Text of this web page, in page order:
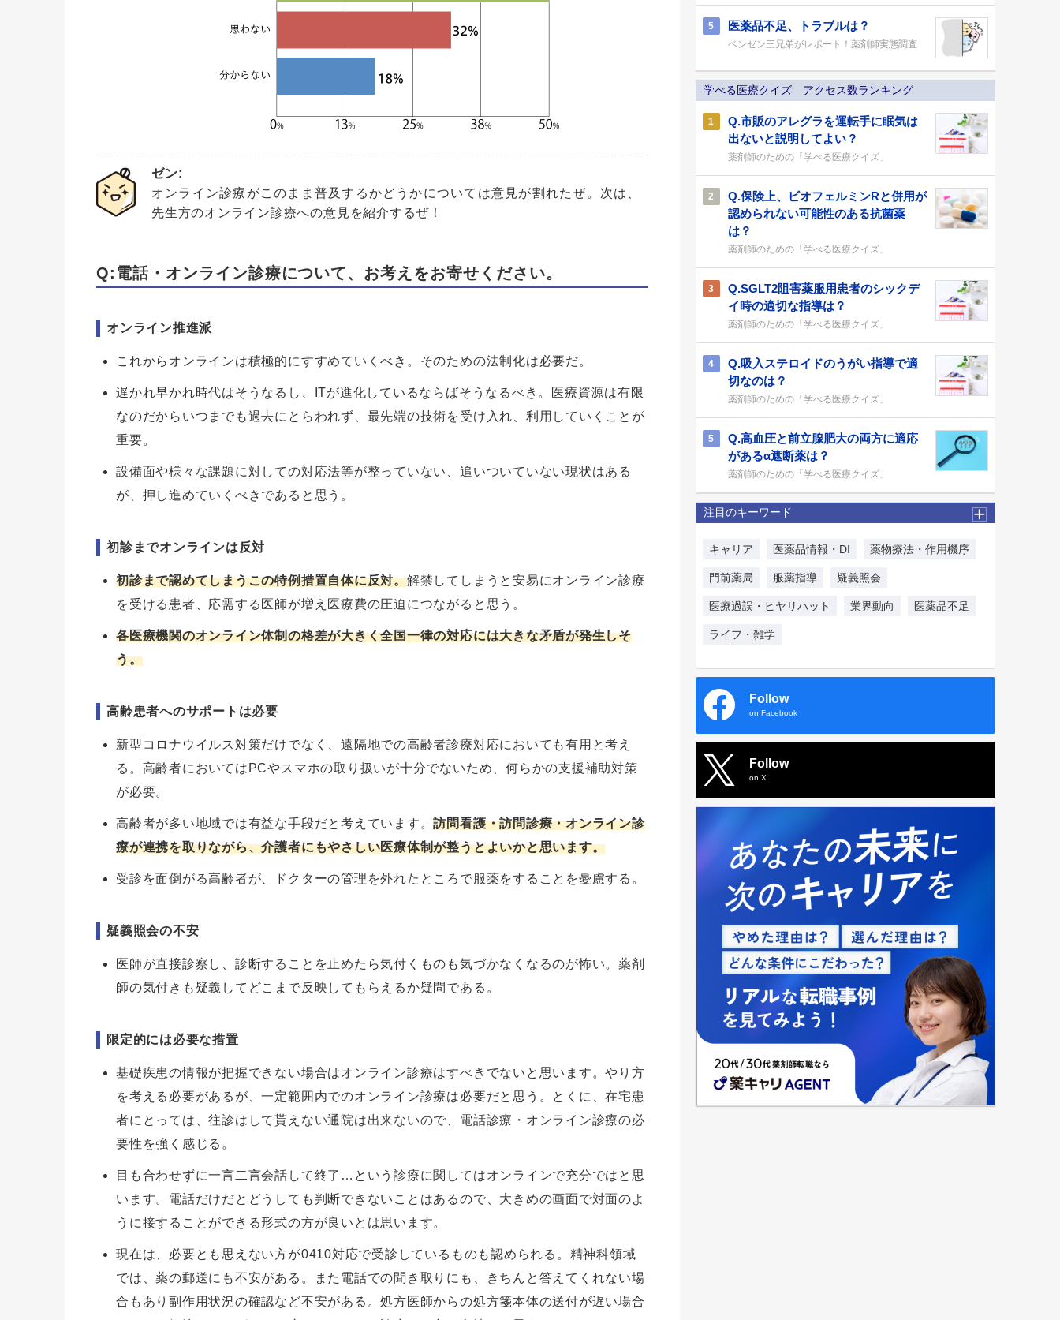
ゼン:
オンライン診療がこのまま普及するかどうかについては意見が割れたぜ。次は、
先生方のオンライン診療への意見を紹介するぜ！
Q:電話・オンライン診療について、お考えをお寄せください。
オンライン推進派
これからオンラインは積極的にすすめていくべき。そのための法制化は必要だ。
遅かれ早かれ時代はそうなるし、ITが進化しているならばそうなるべき。医療資源は有限
なのだからいつまでも過去にとらわれず、最先端の技術を受け入れ、利用していくことが
重要。
設備面や様々な課題に対しての対応法等が整っていない、追いついていない現状はある
が、押し進めていくべきであると思う。
初診までオンラインは反対
初診まで認めてしまうこの特例措置自体に反対。解禁してしまうと安易にオンライン診療
を受ける患者、応需する医師が増え医療費の圧迫につながると思う。
各医療機関のオンライン体制の格差が大きく全国一律の対応には大きな矛盾が発生しそ
う。
高齢患者へのサポートは必要
新型コロナウイルス対策だけでなく、遠隔地での高齢者診療対応においても有用と考え
る。高齢者においてはPCやスマホの取り扱いが十分でないため、何らかの支援補助対策
が必要。
高齢者が多い地域では有益な手段だと考えています。訪問看護・訪問診療・オンライン診
療が連携を取りながら、介護者にもやさしい医療体制が整うとよいかと思います。
受診を面倒がる高齢者が、ドクターの管理を外れたところで服薬をすることを憂慮する。
疑義照会の不安
医師が直接診察し、診断することを止めたら気付くものも気づかなくなるのが怖い。薬剤
師の気付きも疑義してどこまで反映してもらえるか疑問である。
限定的には必要な措置
基礎疾患の情報が把握できない場合はオンライン診療はすべきでないと思います。やり方
を考える必要があるが、一定範囲内でのオンライン診療は必要だと思う。とくに、在宅患
者にとっては、往診はして貰えない通院は出来ないので、電話診療・オンライン診療の必
要性を強く感じる。
目も合わせずに一言二言会話して終了…という診療に関してはオンラインで充分ではと思
います。電話だけだとどうしても判断できないことはあるので、大きめの画面で対面のよ
うに接することができる形式の方が良いとは思います。
現在は、必要とも思えない方が0410対応で受診しているものも認められる。精神科領域
では、薬の郵送にも不安がある。また電話での聞き取りにも、きちんと答えてくれない場
合もあり副作用状況の確認など不安がある。処方医師からの処方箋本体の送付が遅い場合
5 医薬品不足、トラブルは？
ベンゼン三兄弟がレポート！薬剤師実態調査
学べる医療クイズ アクセス数ランキング
1
Q.市販のアレグラを運転手に眠気は
出ないと説明してよい？
薬剤師のための「学べる医療クイズ」
2
Q.保険上、ビオフェルミンRと併用が
認められない可能性のある抗菌薬
は？
薬剤師のための「学べる医療クイズ」
3
Q.SGLT2阻害薬服用患者のシックデ
イ時の適切な指導は？
薬剤師のための「学べる医療クイズ」
4
Q.吸入ステロイドのうがい指導で適
切なのは？
薬剤師のための「学べる医療クイズ」
5
Q.高血圧と前立腺肥大の両方に適応
があるα遮断薬は？
薬剤師のための「学べる医療クイズ」
注目のキーワード
キャリア 医薬品情報・DI 薬物療法・作用機序
門前薬局 服薬指導 疑義照会
医療過誤・ヒヤリハット 業界動向 医薬品不足
ライフ・雑学
Follow
on Facebook
Follow
on X